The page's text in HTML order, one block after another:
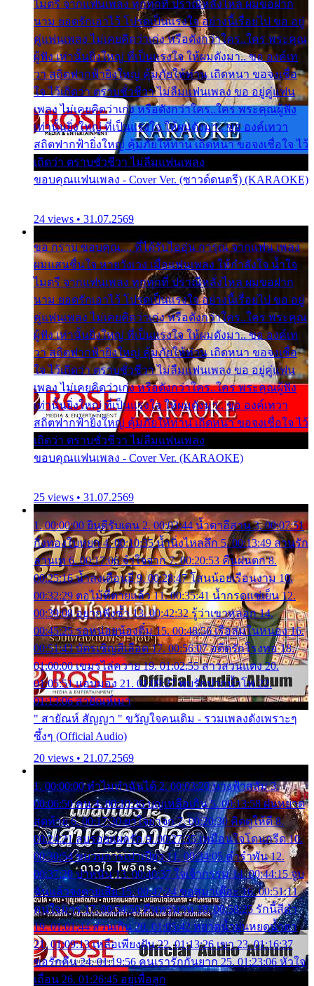
ไมตรี จากแฟนเพลง ทุกทุกที่ ปราณีหลั่งไหล ผมขอฝาก
นาม ยอดรักเอาไว้ โปรดเป็นแรงใจ อย่างนี้เรื่อยไป ขอ อยู่
คู่แฟนเพลง ไม่เคยคิดว่าเก่ง หรือดังกว่าใคร..ใคร พระคุณ
ผู้ฟัง เท่านั้นยิ่งใหญ่ ที่เป็นแรงใจ ให้ผมดังมา.. ขอ องค์เท
วา สถิตฟากฟ้ายิ่งใหญ่ คุ้มภัยให้ท่าน เถิดหนา ขอจงเชื่อ
ใจ ไว้เถิดว่า ตราบชั่วชีวา ไม่ลืมแฟนเพลง ขอ อยู่คู่แฟน
เพลง ไม่เคยคิดว่าเก่ง หรือดังกว่าใคร..ใคร พระคุณผู้ฟัง
เท่านั้นยิ่งใหญ่ ที่เป็นแรงใจ ให้ผมดังมา.. ขอ องค์เทวา
สถิตฟากฟ้ายิ่งใหญ่ คุ้มภัยให้ท่าน เถิดหนา ขอจงเชื่อใจ ไว้
เถิดว่า ตราบชั่วชีวา ไม่ลืมแฟนเพลง
ขอบคุณแฟนเพลง - Cover Ver. (ซาวด์ดนตรี) (KARAOKE)
24 views • 31.07.2569
ขอ กราบ ขอบคุณ.... ที่ได้รับไออุ่น การุณ จากแฟน เพลง
ผมแสนชื่นใจ หายวังเวง เมื่อแฟนเพลง ให้กำลังใจ น้ำใจ
ไมตรี จากแฟนเพลง ทุกทุกที่ ปราณีหลั่งไหล ผมขอฝาก
นาม ยอดรักเอาไว้ โปรดเป็นแรงใจ อย่างนี้เรื่อยไป ขอ อยู่
คู่แฟนเพลง ไม่เคยคิดว่าเก่ง หรือดังกว่าใคร..ใคร พระคุณ
ผู้ฟัง เท่านั้นยิ่งใหญ่ ที่เป็นแรงใจ ให้ผมดังมา.. ขอ องค์เท
วา สถิตฟากฟ้ายิ่งใหญ่ คุ้มภัยให้ท่าน เถิดหนา ขอจงเชื่อ
ใจ ไว้เถิดว่า ตราบชั่วชีวา ไม่ลืมแฟนเพลง ขอ อยู่คู่แฟน
เพลง ไม่เคยคิดว่าเก่ง หรือดังกว่าใคร..ใคร พระคุณผู้ฟัง
เท่านั้นยิ่งใหญ่ ที่เป็นแรงใจ ให้ผมดังมา.. ขอ องค์เทวา
สถิตฟากฟ้ายิ่งใหญ่ คุ้มภัยให้ท่าน เถิดหนา ขอจงเชื่อใจ ไว้
เถิดว่า ตราบชั่วชีวา ไม่ลืมแฟนเพลง
ขอบคุณแฟนเพลง - Cover Ver. (KARAOKE)
25 views • 31.07.2569
1. 00:00:00 ยินดีรับเดน 2. 00:03:44 น้ำตาอีสาน 3. 00:07:51
กิ่งทองใบหยก 4. 00:10:35 น้ำนิ่งไหลลึก 5. 00:13:49 ลานรัก
ลานเท 6. 00:17:06 จำใจจาก 7. 00:20:53 คืนฝนตก 8.
00:25:16 น้ำลงเดือนยี่ 9. 00:28:47 โสนน้อยเรือนงาม 10.
00:32:29 ตอไม้ที่ตายแล้ว 11. 00:35:41 น้ำกรดแช่เย็น 12.
00:39:08 อยากฟังซ้ำ 13. 00:42:32 รู้ว่าเขาหลอก 14.
00:45:25 รอหน่อยน้องติ๋ม 15. 00:48:56 เรือล่มในหนอง 16.
00:51:43 บัตรเชิญสีเลือด 17. 00:56:07 อดีตรักโรงทอ 18.
01:00:00 เขมรไล่ควาย 19. 01:02:55 สาวสวนแตง 20.
01:05:51 แอบมอง 21. 01:09:27 พบรักปากน้ำโพ 22.
01:13:06 สายัณห์เมา
" สายัณห์ สัญญา " ขวัญใจคนเดิม - รวมเพลงดังเพราะๆ
ซึ้งๆ (Official Audio)
20 views • 21.07.2569
1. 00:00:00 ทำไมทำฉันได้ 2. 00:03:20 นางฟ้าสลัม 3.
00:06:50 คน 4. 00:10:36 บุญเหลือเกิน 5. 00:13:58 ฝนหยาด
สุดท้าย 6. 00:17:30 ยาใจยาจก 7. 00:20:30 คิดดูให้ดี 8.
00:24:21 ลบรอยแผลรัก 9. 00:27:35 เหมือนใจโดนกรีด 10.
00:30:54 ขบวนการเปาเปียว 11. 00:34:05 คำรำพัน 12.
00:37:20 ปาหนัน 13. 00:40:37 ใจเจ้ากรรม 14. 00:44:15 จูบ
ฉันแล้วจงตายเสีย 15. 00:47:24 ขอสูมาเต๊อะ 16. 00:51:11
คนใจมาร 17. 00:54:50 คืนทรมาน 18. 00:58:25 รักนี้สีดำ
19. 01:01:44 ส่วนเกิน 20. 01:05:42 หยาดน้ำฝนหยดน้ำตา
21. 01:09:13 เหลือเพียงฝัน 22. 01:13:26 เขา 23. 01:16:37
ขอรักคืน 24. 01:19:56 คนเรารักกันยาก 25. 01:23:06 หัวใจ
เถื่อน 26. 01:26:45 อยู่เพื่อลูก